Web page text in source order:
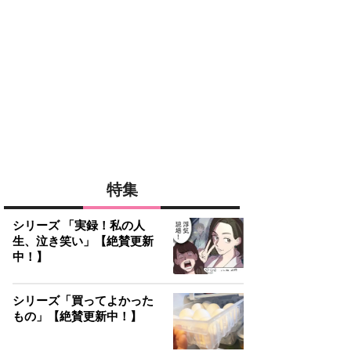
特集
シリーズ 「実録！私の人
生、泣き笑い」【絶賛更新
中！】
シリーズ「買ってよかった
もの」【絶賛更新中！】